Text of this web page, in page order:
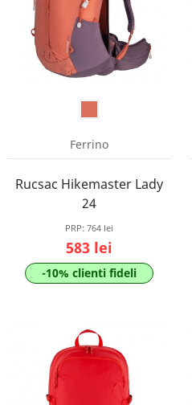
Ferrino
Rucsac Hikemaster Lady
24
PRP: 764 lei
583 lei
-10% clienti fideli